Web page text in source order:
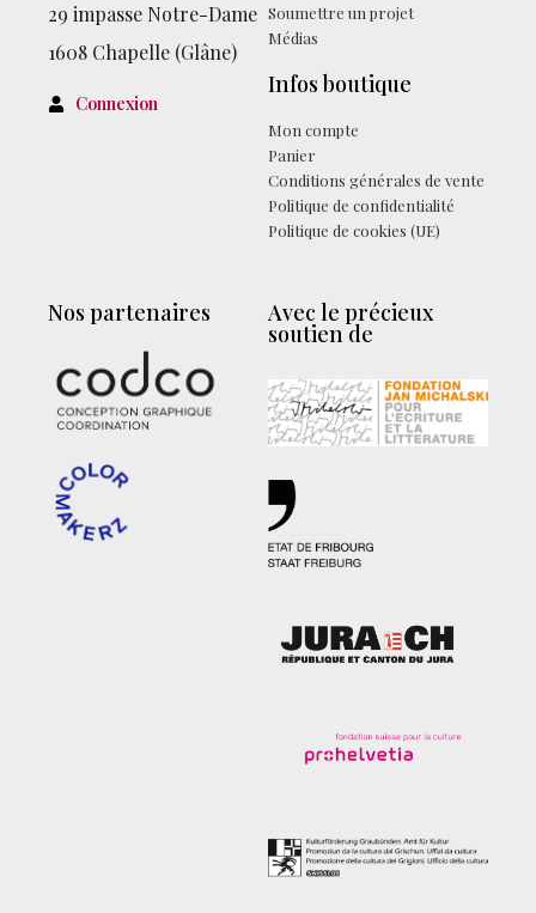
29 impasse Notre-Dame
1608 Chapelle (Glâne)
Connexion
Soumettre un projet
Médias
Infos boutique
Mon compte
Panier
Conditions générales de vente
Politique de confidentialité
Politique de cookies (UE)
Nos partenaires Avec le précieux
soutien de